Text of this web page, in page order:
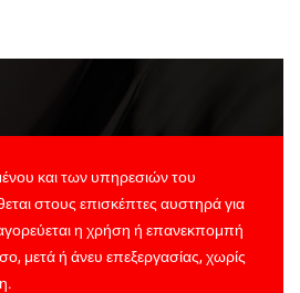
και των υπηρεσιών του
στους επισκέπτες αυστηρά για
η χρήση ή επανεκπομπή
μετά ή άνευ επεξεργασίας, χωρίς